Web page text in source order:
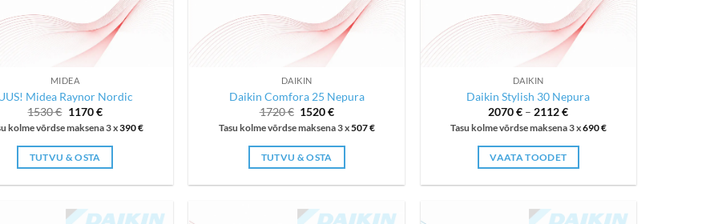
MIDEA
Midea Raynor Nordic
1530€ Algne
hind
oli:
1530 €.
1170€Current
price
is:
1170 €.
kolme võrdse maksena 3 x390€
TUTVU & OSTA
DAIKIN
Daikin Comfora 25 Nepura
1720€ Algne
hind
oli:
1720 €.
1520€Current
price
is:
1520 €.
Tasu kolme võrdse maksena 3 x507€
TUTVU & OSTA
DAIKIN
Daikin Stylish 30 Nepura
2070€ – 2112€Price
range:
2070 €
through
Tasu kolme võrdse maksena 3 x690€
VAATA TOODET
has